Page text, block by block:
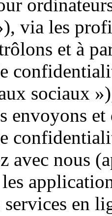
via les
et à
sociaux
envoyons
avec nous
en